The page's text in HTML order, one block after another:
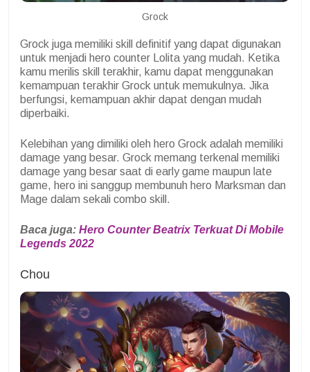
Grock
Grock juga memiliki skill definitif yang dapat digunakan
untuk menjadi hero counter Lolita yang mudah. Ketika
kamu merilis skill terakhir, kamu dapat menggunakan
kemampuan terakhir Grock untuk memukulnya. Jika
berfungsi, kemampuan akhir dapat dengan mudah
diperbaiki.
Kelebihan yang dimiliki oleh hero Grock adalah memiliki
damage yang besar. Grock memang terkenal memiliki
damage yang besar saat di early game maupun late
game, hero ini sanggup membunuh hero Marksman dan
Mage dalam sekali combo skill.
Baca juga: Hero Counter Beatrix Terkuat Di Mobile
Legends 2022
Chou